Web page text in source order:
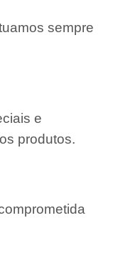
sempre
e
produtos.